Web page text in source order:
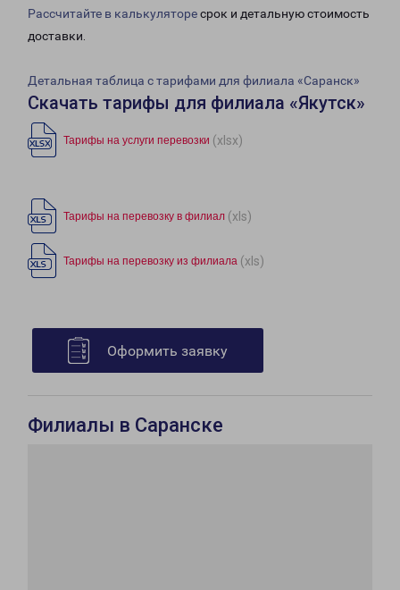
Рассчитайте в калькуляторесрок и детальную стоимость
доставки.
Детальная таблица с тарифами для филиала «Саранск»
Скачать тарифы для филиала «Якутск»
Тарифы на услуги перевозки (xlsx)
Тарифы на перевозку в филиал (xls)
Тарифы на перевозку из филиала (xls)
Оформить заявку
Филиалы в Саранске